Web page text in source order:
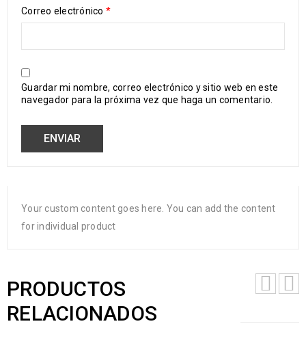
Correo electrónico *
Guardar mi nombre, correo electrónico y sitio web en este
navegador para la próxima vez que haga un comentario.
Your custom content goes here. You can add the content
for individual product
PRODUCTOS
RELACIONADOS